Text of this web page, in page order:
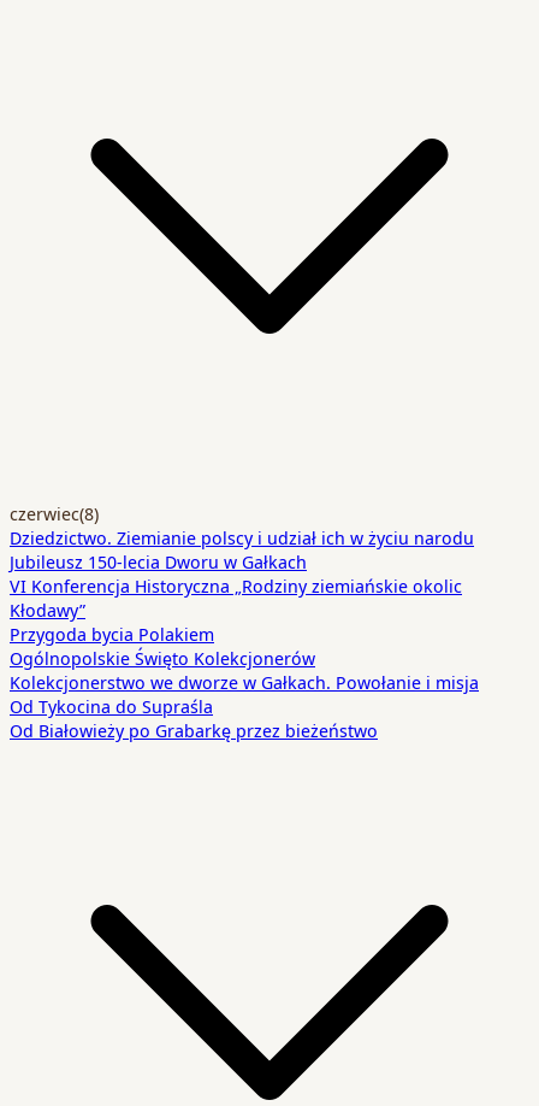
czerwiec(8)
Dziedzictwo. Ziemianie polscy i udział ich w życiu narodu
Jubileusz 150-lecia Dworu w Gałkach
VI Konferencja Historyczna „Rodziny ziemiańskie okolic
Kłodawy”
Przygoda bycia Polakiem
Ogólnopolskie Święto Kolekcjonerów
Kolekcjonerstwo we dworze w Gałkach. Powołanie i misja
Od Tykocina do Supraśla
Od Białowieży po Grabarkę przez bieżeństwo